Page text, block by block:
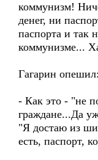
коммунизм!
денег, ни
паспорта и
коммунизме...
Гагарин опешил:
- Как это - "не
граждане...Да
"Я достаю из
есть, паспорт,